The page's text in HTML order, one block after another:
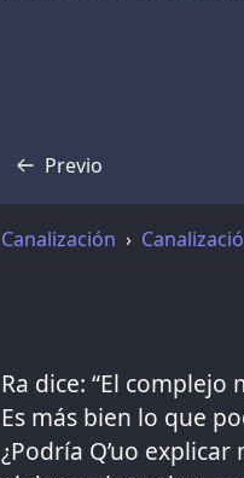
Previo
Transcripción
Canalización
Ra dice: “El
Es más bien lo que
¿Podría Q’uo